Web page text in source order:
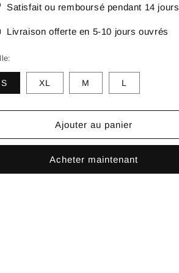
Satisfait ou remboursé pendant 14 jours
Livraison offerte en 5-10 jours ouvrés
S XL M L
Ajouter au panier
Acheter maintenant